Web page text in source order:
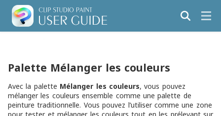
Palette Mélanger les couleurs
Avec la palette Mélanger les couleurs, vous pouvez
mélanger les couleurs ensemble comme une palette de
peinture traditionnelle. Vous pouvez l’utiliser comme une zone